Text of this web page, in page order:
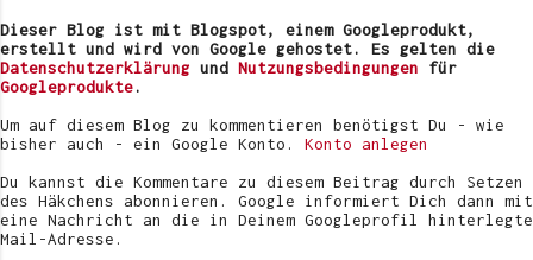
v
e
r
ö
f
e
t
l
i
c
Dieser Blog ist mit Blogspot, einem Googleprodukt,
erstellt und wird von Google gehostet. Es gelten die
Datenschutzerklärung und Nutzungsbedingungen für
Googleprodukte.
Um auf diesem Blog zu kommentieren benötigst Du - wie
bisher auch - ein Google Konto. Konto anlegen
Du kannst die Kommentare zu diesem Beitrag durch Setzen
des Häkchens abonnieren. Google informiert Dich dann mit
eine Nachricht an die in Deinem Googleprofil hinterlegte
Mail-Adresse.